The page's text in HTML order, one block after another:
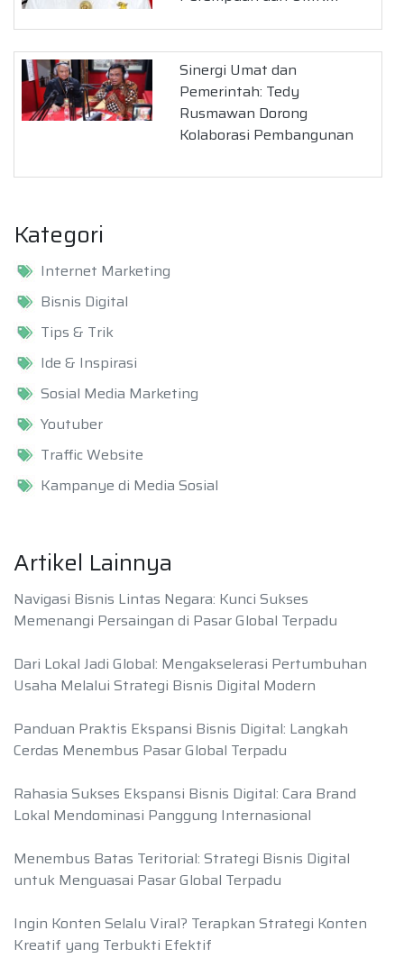
Sinergi Umat dan
Pemerintah: Tedy
Rusmawan Dorong
Kolaborasi Pembangunan
Kategori
Internet Marketing
Bisnis Digital
Tips & Trik
Ide & Inspirasi
Sosial Media Marketing
Youtuber
Traffic Website
Kampanye di Media Sosial
Artikel Lainnya
Navigasi Bisnis Lintas Negara: Kunci Sukses
Memenangi Persaingan di Pasar Global Terpadu
Dari Lokal Jadi Global: Mengakselerasi Pertumbuhan
Usaha Melalui Strategi Bisnis Digital Modern
Panduan Praktis Ekspansi Bisnis Digital: Langkah
Cerdas Menembus Pasar Global Terpadu
Rahasia Sukses Ekspansi Bisnis Digital: Cara Brand
Lokal Mendominasi Panggung Internasional
Menembus Batas Teritorial: Strategi Bisnis Digital
untuk Menguasai Pasar Global Terpadu
Ingin Konten Selalu Viral? Terapkan Strategi Konten
Kreatif yang Terbukti Efektif